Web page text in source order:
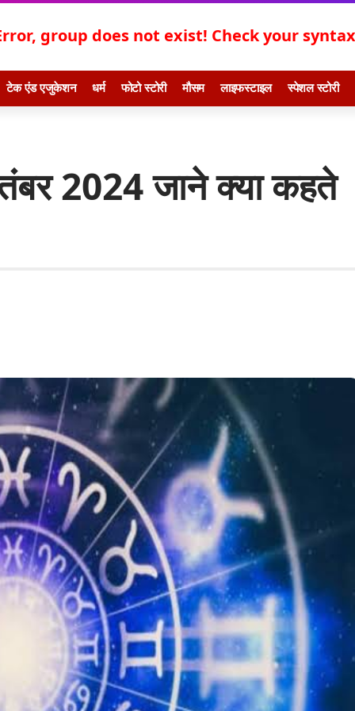
group does not exist! Check your
टेक एंड एजुकेशन धर्म फोटो स्टोरी मौसम लाइफस्टाइल स्पेशल स्टोरी
2024 जाने क्या कहते